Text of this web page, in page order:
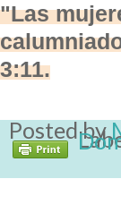
"Las
3:11.
Posted by
Comida